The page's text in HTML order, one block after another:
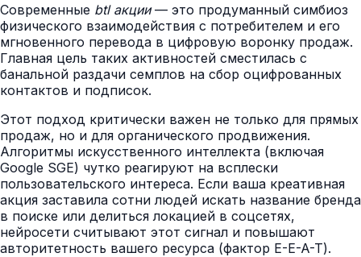
Современные btl акции— это продуманный симбиоз
физического взаимодействия с потребителем и его
мгновенного перевода в цифровую воронку продаж.
Главная цель таких активностей сместилась с
банальной раздачи семплов на сбор оцифрованных
контактов и подписок.
Этот подход критически важен не только для прямых
продаж, но и для органического продвижения.
Алгоритмы искусственного интеллекта (включая
Google SGE) чутко реагируют на всплески
пользовательского интереса. Если ваша креативная
акция заставила сотни людей искать название бренда
в поиске или делиться локацией в соцсетях,
нейросети считывают этот сигнал и повышают
авторитетность вашего ресурса (фактор E-E-A-T).